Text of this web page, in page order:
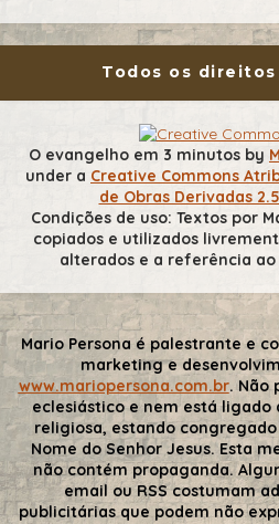
Todos os
O evangelho em 3 minutos by
under a Creative Commons
de Obras Derivadas
Condições de uso: Textos por
copiados e utilizados
alterados e a referência
Mario Persona é palestrante e
marketing e
www.mariopersona.com.br. Não
eclesiástico e nem está
religiosa, estando congregado
Nome do Senhor Jesus. Esta
não contém propaganda.
email ou RSS costumam
publicitárias que podem não